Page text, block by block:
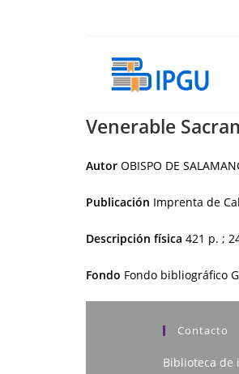
Venerable
Autor OBISPO DE
Publicación Imprenta de
Descripción física 421 p. ;
Fondo Fondo bibliográfico
Contacto
Biblioteca de